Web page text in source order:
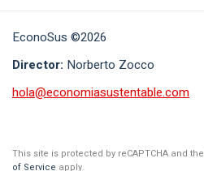
EconoSus ©2026
Director: Norberto Zocco
hola@economiasustentable.com
This site is protected by reCAPTCHA and the
of Service apply.